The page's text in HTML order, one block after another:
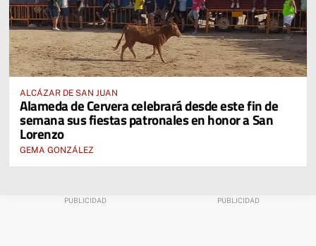
ALCÁZAR DE SAN JUAN
Alameda de Cervera celebrará desde este fin de
semana sus fiestas patronales en honor a San
Lorenzo
GEMA GONZÁLEZ